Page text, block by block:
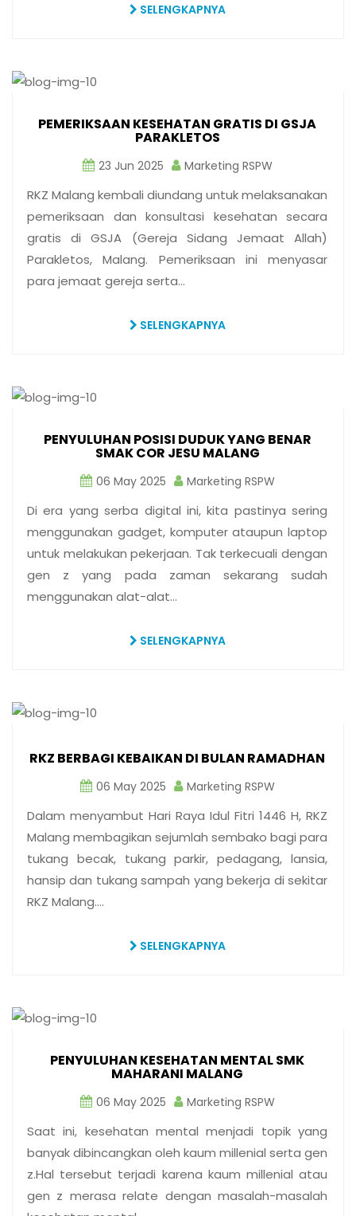
SELENGKAPNYA
PEMERIKSAAN KESEHATAN GRATIS DI GSJA
PARAKLETOS
23 Jun 2025 Marketing RSPW
RKZ Malang kembali diundang untuk melaksanakan
pemeriksaan dan konsultasi kesehatan secara
gratis di GSJA (Gereja Sidang Jemaat Allah)
Parakletos, Malang. Pemeriksaan ini menyasar
para jemaat gereja serta…
SELENGKAPNYA
PENYULUHAN POSISI DUDUK YANG BENAR
SMAK COR JESU MALANG
06 May 2025 Marketing RSPW
Di era yang serba digital ini, kita pastinya sering
menggunakan gadget, komputer ataupun laptop
untuk melakukan pekerjaan. Tak terkecuali dengan
gen z yang pada zaman sekarang sudah
menggunakan alat-alat…
SELENGKAPNYA
RKZ BERBAGI KEBAIKAN DI BULAN RAMADHAN
06 May 2025 Marketing RSPW
Dalam menyambut Hari Raya Idul Fitri 1446 H, RKZ
Malang membagikan sejumlah sembako bagi para
tukang becak, tukang parkir, pedagang, lansia,
hansip dan tukang sampah yang bekerja di sekitar
RKZ Malang.…
SELENGKAPNYA
PENYULUHAN KESEHATAN MENTAL SMK
MAHARANI MALANG
06 May 2025 Marketing RSPW
Saat ini, kesehatan mental menjadi topik yang
banyak dibincangkan oleh kaum millenial serta gen
z.Hal tersebut terjadi karena kaum millenial atau
gen z merasa relate dengan masalah-masalah